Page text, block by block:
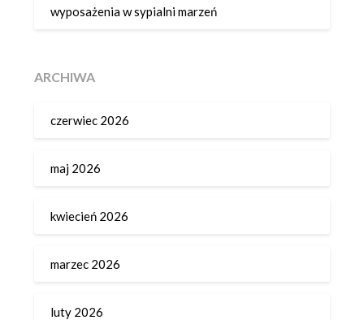
wyposażenia w sypialni marzeń
ARCHIWA
czerwiec 2026
maj 2026
kwiecień 2026
marzec 2026
luty 2026